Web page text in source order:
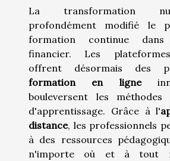
La transformation
profondément modifié le
formation continue
financier. Les
offrent désormais des
formation en ligne
bouleversent les méthodes
d'apprentissage. Grâce à l'
distance, les professionnels
à des ressources
n'importe où et à tout